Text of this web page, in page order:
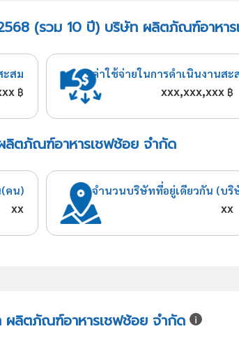
(รวม 10 ปี) บริษัท ผลิตภัณฑ์อาหา
ะสม
฿
ค่าใช้จ่ายในการดำเนินงานสะ
xxx,xxx,xxx ฿
ลิตภัณฑ์อาหารเชฟช้อย จำกัด
คน)
xx
จำนวนบริษัทที่อยู่เดียวกัน (บริ
xx
ผลิตภัณฑ์อาหารเชฟช้อย จำกัด